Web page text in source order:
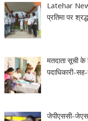
Latehar
प्रतिमा पर
मतदाता सूची के
पदाधिकारी-
जेपीएससी-